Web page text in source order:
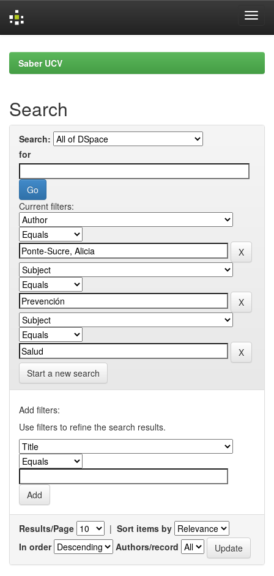
navigationSaber UCV
Search
Search:
for
Current filters:
Start a new search
Add filters:
Use filters to refine the search results.
Results/Page | Sort items by
In order
Authors/record